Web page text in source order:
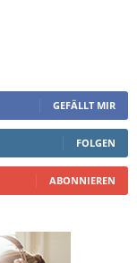
GEFÄLLT MIR
FOLGEN
ABONNIEREN